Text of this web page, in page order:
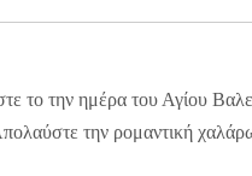
το την ημέρα του Αγίου
την ρομαντική